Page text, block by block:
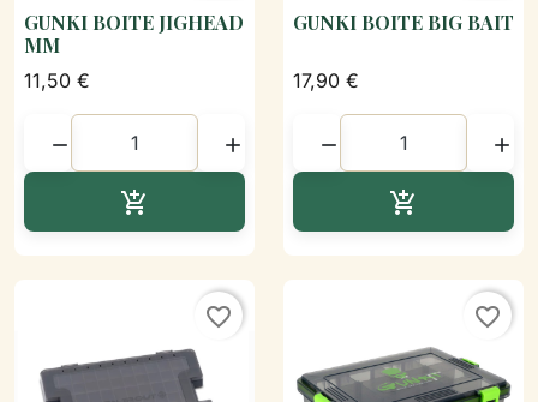
GUNKI BOITE JIGHEAD
MM
11,50 €
 

GUNKI BOITE BIG BAIT
17,90 €
 

favorite_border favorite_border